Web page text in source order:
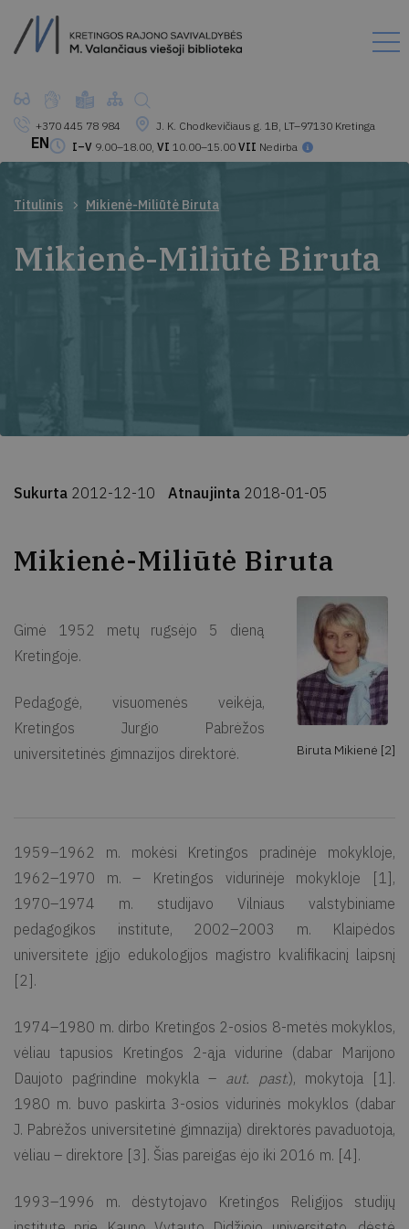
+370 445 78 984
J. K. Chodkevičiaus g. 1B, LT–97130 Kretinga
I–V 9.00–18.00, VI 10.00–15.00 VII Nedirba
EN
Titulinis Mikienė-Miliūtė Biruta
Mikienė-Miliūtė Biruta
Sukurta 2012-12-10 Atnaujinta 2018-01-05
Mikienė-Miliūtė Biruta
Biruta Mikienė [2]
Gimė 1952 metų rugsėjo 5 dieną
Kretingoje.
Pedagogė, visuomenės veikėja,
Kretingos Jurgio Pabrėžos
universitetinės gimnazijos direktorė.
1959–1962 m. mokėsi Kretingos pradinėje mokykloje,
1962–1970 m. – Kretingos vidurinėje mokykloje [1],
1970–1974 m. studijavo Vilniaus valstybiniame
pedagogikos institute, 2002–2003 m. Klaipėdos
universitete įgijo edukologijos magistro kvalifikacinį laipsnį
[2].
1974–1980 m. dirbo Kretingos 2-osios 8-metės mokyklos,
vėliau tapusios Kretingos 2-ąja vidurine (dabar Marijono
Daujoto pagrindine mokykla – aut. past.), mokytoja [1].
1980 m. buvo paskirta 3-osios vidurinės mokyklos (dabar
J. Pabrėžos universitetinė gimnazija) direktorės pavaduotoja,
vėliau – direktore [3]. Šias pareigas ėjo iki 2016 m. [4].
1993–1996 m. dėstytojavo Kretingos Religijos studijų